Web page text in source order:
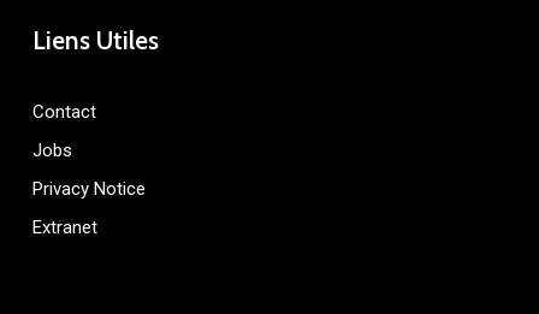
Liens Utiles
Contact
Jobs
Privacy Notice
Extranet